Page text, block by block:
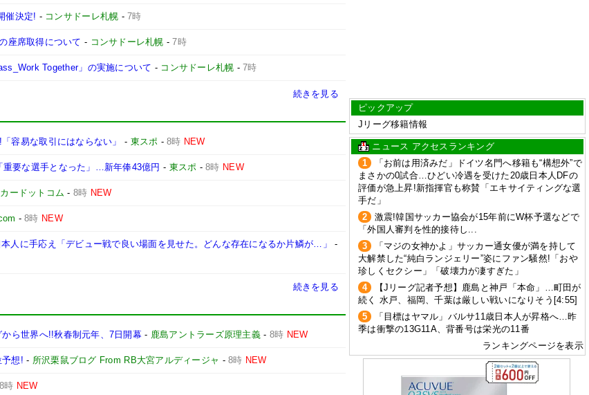
催決定! - コンサドーレ札幌 -7時
座席取得について - コンサドーレ札幌 -7時
Together」の実施について - コンサドーレ札幌 -7時
続きを見る
容易な取引にはならない」 - 東スポ -8時 NEW
要な選手となった」…新年俸43億円 - 東スポ -8時 NEW
ードットコム - 8時 NEW
-8時 NEW
人に手応え「デビュー戦で良い場面を見せた。どんな存在になるか片鱗が…」
-
続きを見る
ら世界へ!!秋春制元年、7日開幕 - 鹿島アントラーズ原理主義 - 8時 NEW
予想! - 所沢栗鼠ブログ From RB大宮アルディージャ -8時 NEW
8時 NEW
ピックアップ
Jリーグ移籍情報
ニュース アクセスランキング
1
「お前は用済みだ」ドイツ名門へ移籍も“構想外”で
まさかの0試合…ひどい冷遇を受けた20歳日本人DFの
評価が急上昇!新指揮官も称賛「エキサイティングな選
手だ」
2
激震!韓国サッカー協会が15年前にW杯予選などで
「外国人審判を性的接待し...
3
「マジの女神かよ」サッカー通女優が満を持して
大解禁した“純白ランジェリー”姿にファン騒然!「おや
珍しくセクシー」「破壊力が凄すぎた」
4
【Jリーグ記者予想】鹿島と神戸「本命」…町田が
続く 水戸、福岡、千葉は厳しい戦いになりそう[4:55]
5
「目標はヤマル」バルサ11歳日本人が昇格へ…昨
季は衝撃の13G11A、背番号は栄光の11番
ランキングページを表示